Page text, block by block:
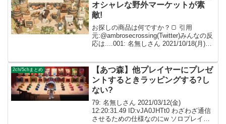
オシャレな野外マーケットが素
敵!
お探しの商品は何ですか？🍞 引用
元:@ambrosecrossing(Twitter)みんなの反
応は....001: 名無しさん 2021/10/18(月)
2ch/5chまとめ
【あつ森】他プレイヤーにプレゼ
ントするときラッピングする?し
ない?
79: 名無しさん 2021/03/12(金)
12:20:31.49 ID:vJA0JHTt0 わざわざ通信
させるための仕様なのにw ソロプレイに